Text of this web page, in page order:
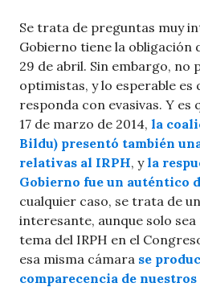
Se trata de preguntas muy
Gobierno tiene la obligación
29 de abril. Sin embargo, no
optimistas, y lo esperable es
responda con evasivas. Y es
17 de marzo de 2014, la
Bildu) presentó también
relativas al IRPH, yla
Gobierno fue un auténtico
cualquier caso, se trata de
interesante, aunque solo
tema del IRPH en el
esa misma cámara se
comparecencia de